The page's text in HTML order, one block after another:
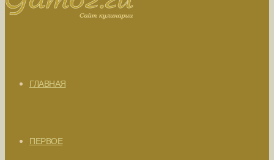
ГЛАВНАЯ
ПЕРВОЕ